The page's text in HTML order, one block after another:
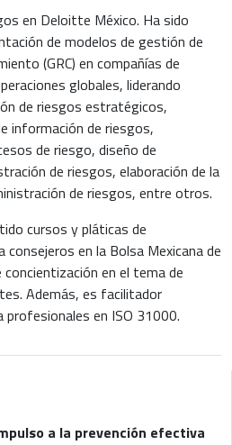
en Deloitte México. Ha sido
de modelos de gestión de
(GRC) en compañías de
globales, liderando
de riesgos estratégicos,
información de riesgos,
de riesgo, diseño de
de riesgos, elaboración de la
de riesgos, entre otros.
cursos y pláticas de
en la Bolsa Mexicana de
en el tema de
Además, es facilitador
en ISO 31000.
a la prevención efectiva